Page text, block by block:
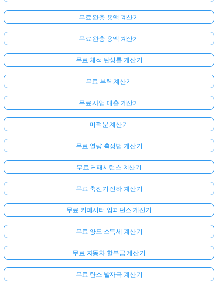
무료 완충 용액 계산기
무료 완충 용액 계산기
무료 체적 탄성률 계산기
무료 부력 계산기
무료 사업 대출 계산기
미적분 계산기
무료 열량 측정법 계산기
무료 커패시턴스 계산기
무료 축전기 전하 계산기
무료 커패시터 임피던스 계산기
무료 양도 소득세 계산기
무료 자동차 할부금 계산기
무료 탄소 발자국 계산기